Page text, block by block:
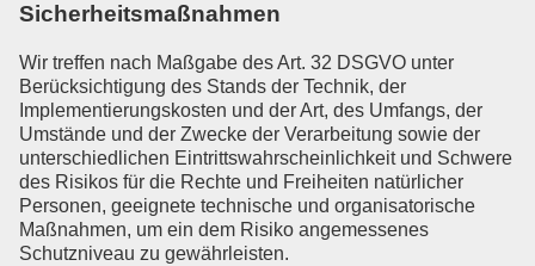
Sicherheitsmaßnahmen
Wir treffen nach Maßgabe des Art. 32 DSGVO unter
Berücksichtigung des Stands der Technik, der
Implementierungskosten und der Art, des Umfangs, der
Umstände und der Zwecke der Verarbeitung sowie der
unterschiedlichen Eintrittswahrscheinlichkeit und Schwere
des Risikos für die Rechte und Freiheiten natürlicher
Personen, geeignete technische und organisatorische
Maßnahmen, um ein dem Risiko angemessenes
Schutzniveau zu gewährleisten.